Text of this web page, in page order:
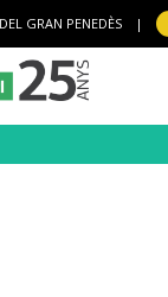
GRAN PENEDÈS |